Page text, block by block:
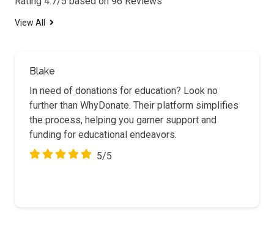
View All
Blake
In need of donations for education? Look no
further than WhyDonate. Their platform simplifies
the process, helping you garner support and
funding for educational endeavors.
5/5